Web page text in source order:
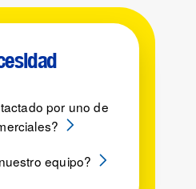
por uno de
equipo?